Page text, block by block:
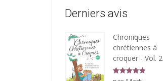
Derniers avis
Chroniques
chrétiennes à
croquer - Vol. 2
5 sur